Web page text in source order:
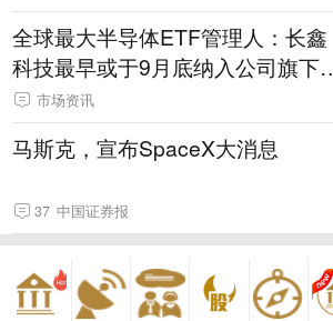
全球最大半导体ETF管理人：长鑫
科技最早或于9月底纳入公司旗下E
TF市场资讯
马斯克，宣布SpaceX大消息
37 中国证券报